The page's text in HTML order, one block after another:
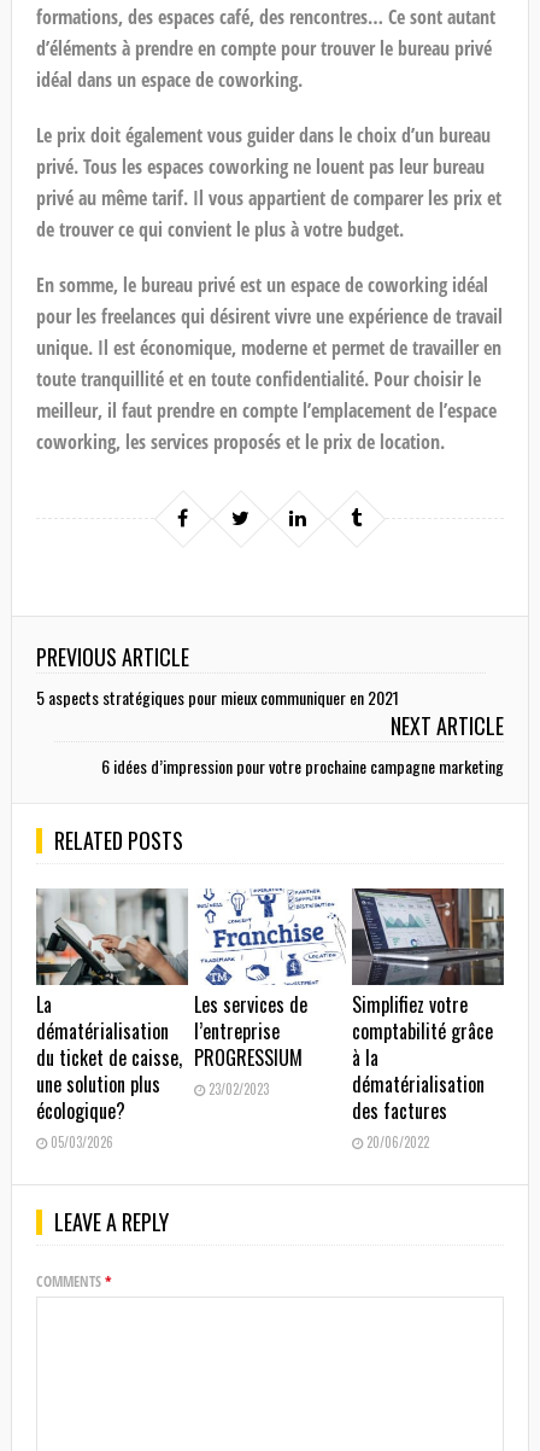
formations, des espaces café, des rencontres… Ce sont autant
d’éléments à prendre en compte pour trouver le bureau privé
idéal dans un espace de coworking.
Le prix doit également vous guider dans le choix d’un bureau
privé. Tous les espaces coworking ne louent pas leur bureau
privé au même tarif. Il vous appartient de comparer les prix et
de trouver ce qui convient le plus à votre budget.
En somme, le bureau privé est un espace de coworking idéal
pour les freelances qui désirent vivre une expérience de travail
unique. Il est économique, moderne et permet de travailler en
toute tranquillité et en toute confidentialité. Pour choisir le
meilleur, il faut prendre en compte l’emplacement de l’espace
coworking, les services proposés et le prix de location.
PREVIOUS ARTICLE
5 aspects stratégiques pour mieux communiquer en 2021
NEXT ARTICLE
6 idées d’impression pour votre prochaine campagne marketing
RELATED POSTS
La
dématérialisation
du ticket de caisse,
une solution plus
écologique?
05/03/2026
Les services de
l’entreprise
PROGRESSIUM
23/02/2023
Simplifiez votre
comptabilité grâce
à la
dématérialisation
des factures
20/06/2022
LEAVE A REPLY
COMMENTS*